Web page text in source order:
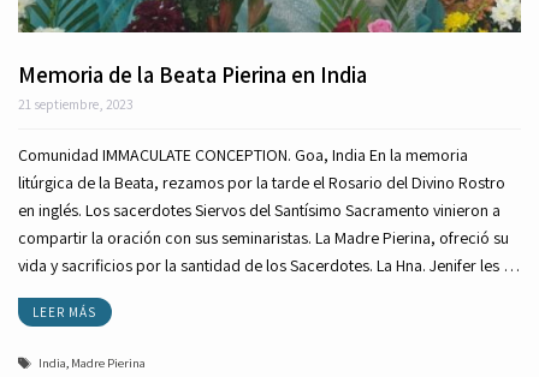
Memoria de la Beata Pierina en India
21 septiembre, 2023
Comunidad IMMACULATE CONCEPTION. Goa, India En la memoria
litúrgica de la Beata, rezamos por la tarde el Rosario del Divino Rostro
en inglés. Los sacerdotes Siervos del Santísimo Sacramento vinieron a
compartir la oración con sus seminaristas. La Madre Pierina, ofreció su
vida y sacrificios por la santidad de los Sacerdotes. La Hna. Jenifer les …
LEER MÁS
Etiquetas
India, Madre Pierina